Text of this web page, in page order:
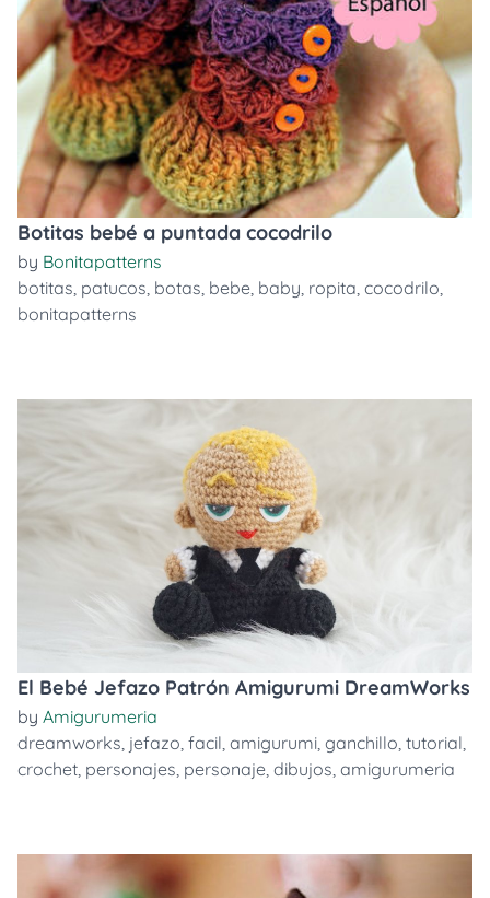
Botitas bebé a puntada cocodrilo
by Bonitapatterns
botitas, patucos, botas, bebe, baby, ropita, cocodrilo,
bonitapatterns
El Bebé Jefazo Patrón Amigurumi DreamWorks
by Amigurumeria
dreamworks, jefazo, facil, amigurumi, ganchillo, tutorial,
crochet, personajes, personaje, dibujos, amigurumeria